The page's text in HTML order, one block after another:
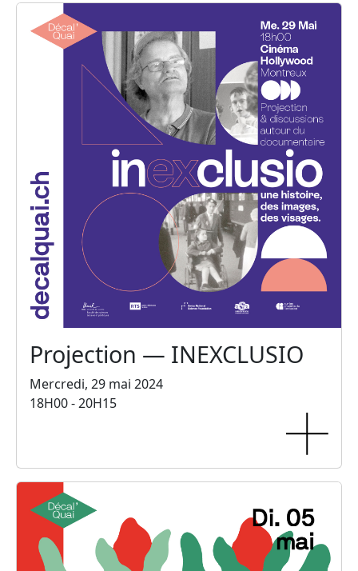
Projection — INEXCLUSIO
Mercredi, 29 mai 2024
18H00 - 20H15